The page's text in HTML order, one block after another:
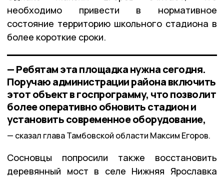
необходимо привести в нормативное
состояние территорию школьного стадиона в
более короткие сроки.
— Ребятам эта площадка нужна сегодня.
Поручаю администрации района включить
этот объект в госпрограмму, что позволит
более оперативно обновить стадион и
установить современное оборудование,
сказал глава Тамбовской области Максим Егоров.
Сосновцы попросили также восстановить
деревянный мост в селе Нижняя Ярославка